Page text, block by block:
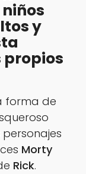
y
propios
forma de
Morty
Rick.